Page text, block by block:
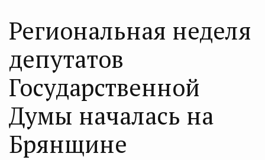
Региональная неделя
депутатов
Государственной
Думы началась на
Брянщине